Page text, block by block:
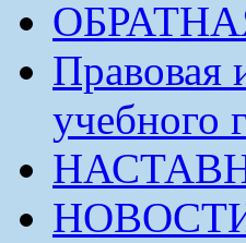
Правовая
учебного